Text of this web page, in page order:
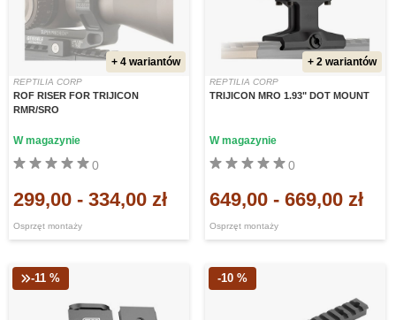
+ 4 wariantów
REPTILIA CORP
ROF RISER FOR TRIJICON
RMR/SRO
Osprzęt montaży
0
W magazynie
299,00 - 334,00 zł
+ 2 wariantów
REPTILIA CORP
TRIJICON MRO 1.93" DOT MOUNT
Osprzęt montaży
0
W magazynie
649,00 - 669,00 zł
-11 % -10 %